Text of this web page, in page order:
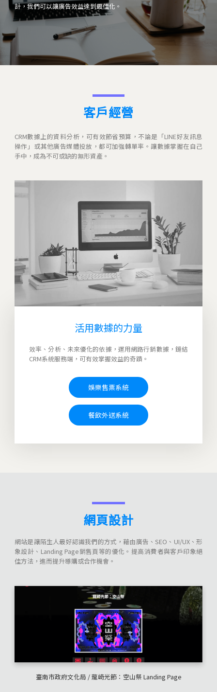
計，我們可以讓廣告效益達到最佳化。
客戶經營
CRM數據上的資料分析，可有效節省預算，不論是「LINE好友訊息
操作」或其他廣告媒體投放，都可加強轉單率。讓數據掌握在自己
手中，成為不可或缺的無形資產。
活用數據的力量
效率、分析、未來優化的依據，運用網路行銷數據，鏈結
CRM系統服務端，可有效掌握效益的奇蹟。
娛樂售票系統
餐飲外送系統
網頁設計
網站是讓陌生人最好認識我們的方式，藉由廣告、SEO、UI/UX、形
象設計、Landing Page銷售頁等的優化。提高消費者與客戶印象絕
佳方法，進而提升導購或合作機會。
臺南市政府文化局 / 龍崎光節：空山祭 Landing Page